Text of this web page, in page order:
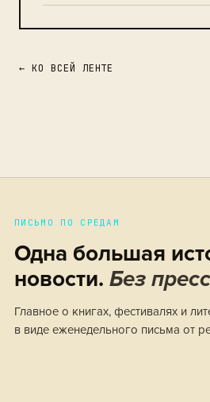
← КО ВСЕЙ ЛЕНТЕ
ПИСЬМО ПО СРЕДАМ
Одна большая
новости. Без
Главное о книгах, фестивалях и
в виде еженедельного письма от